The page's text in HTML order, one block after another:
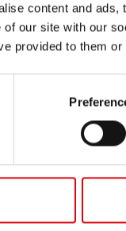
content and
of our site with our
provided to them
akumulatora,
liczbę
się niskiego
lubzłącze